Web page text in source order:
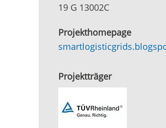
19 G 13002C
Projekthomepage
Projektträger